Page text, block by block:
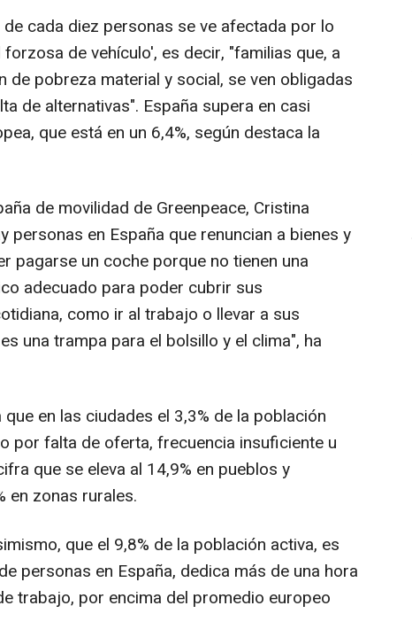
de cada diez personas se ve afectada por lo
de vehículo', es decir, "familias que, a
de pobreza material y social, se ven obligadas
de alternativas". España supera en casi
que está en un 6,4%, según destaca la
de movilidad de Greenpeace, Cristina
personas en España que renuncian a bienes y
pagarse un coche porque no tienen una
adecuado para poder cubrir sus
como ir al trabajo o llevar a sus
una trampa para el bolsillo y el clima", ha
en las ciudades el 3,3% de la población
por falta de oferta, frecuencia insuficiente u
que se eleva al 14,9% en pueblos y
en zonas rurales.
que el 9,8% de la población activa, es
personas en España, dedica más de una hora
trabajo, por encima del promedio europeo